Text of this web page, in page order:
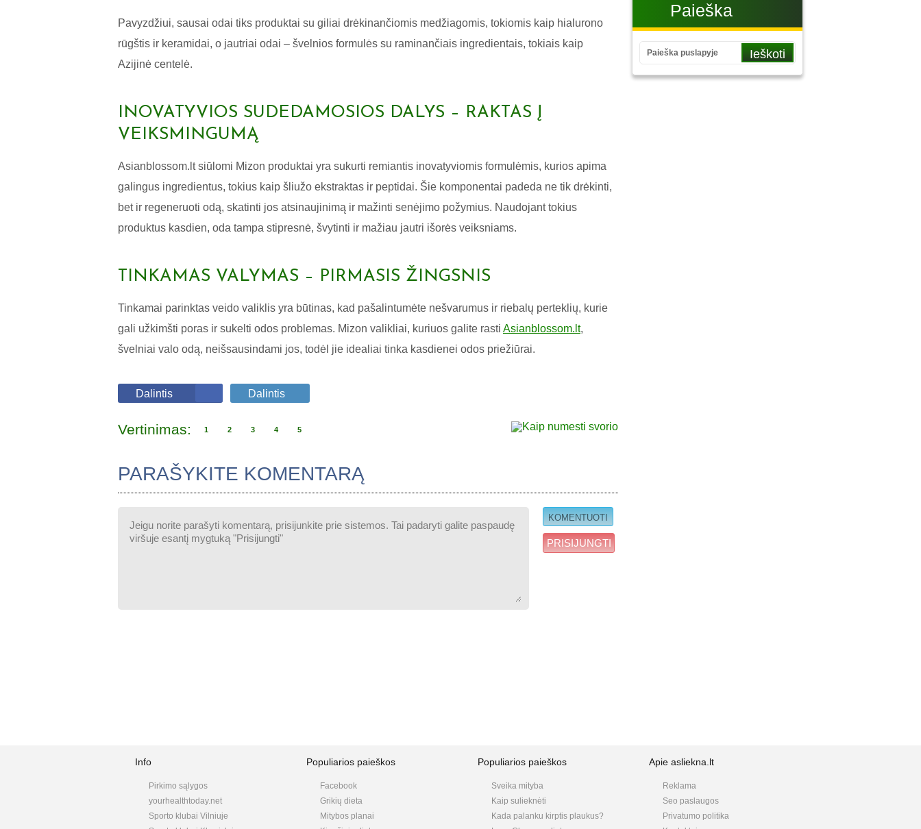
Pavyzdžiui, sausai odai tiks produktai su giliai drėkinančiomis medžiagomis, tokiomis kaip hialurono
rūgštis ir keramidai, o jautriai odai – švelnios formulės su raminančiais ingredientais, tokiais kaip
Azijinė centelė.
INOVATYVIOS SUDEDAMOSIOS DALYS – RAKTAS Į
VEIKSMINGUMĄ
Asianblossom.lt siūlomi Mizon produktai yra sukurti remiantis inovatyviomis formulėmis, kurios apima
galingus ingredientus, tokius kaip šliužo ekstraktas ir peptidai. Šie komponentai padeda ne tik drėkinti,
bet ir regeneruoti odą, skatinti jos atsinaujinimą ir mažinti senėjimo požymius. Naudojant tokius
produktus kasdien, oda tampa stipresnė, švytinti ir mažiau jautri išorės veiksniams.
TINKAMAS VALYMAS – PIRMASIS ŽINGSNIS
Tinkamai parinktas veido valiklis yra būtinas, kad pašalintumėte nešvarumus ir riebalų perteklių, kurie
gali užkimšti poras ir sukelti odos problemas. Mizon valikliai, kuriuos galite rasti Asianblossom.lt,
švelniai valo odą, neišsausindami jos, todėl jie idealiai tinka kasdienei odos priežiūrai.
Dalintis Dalintis
Vertinimas: 1 2 3 4 5
PARAŠYKITE KOMENTARĄ
PRISIJUNGTI
Paieška
Info
Pirkimo sąlygos
yourhealthtoday.net
Sporto klubai Vilniuje
Populiarios paieškos
Facebook
Grikių dieta
Mitybos planai
Populiarios paieškos
Sveika mityba
Kaip sulieknėti
Kada palanku kirptis plaukus?
Apie asliekna.lt
Reklama
Seo paslaugos
Privatumo politika